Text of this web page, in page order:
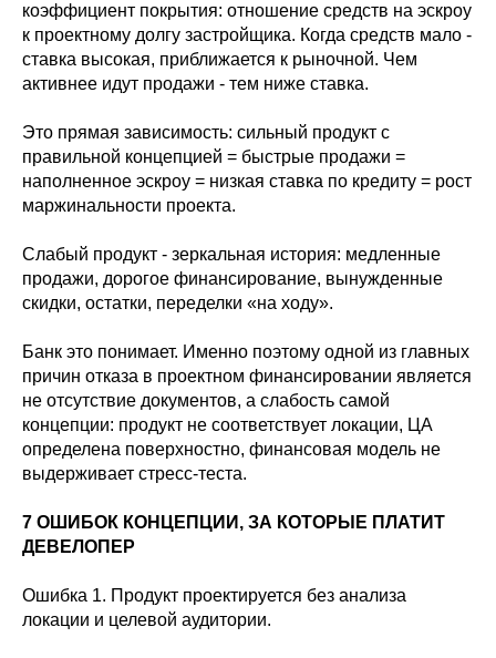
коэффициент покрытия: отношение средств на эскроу
к проектному долгу застройщика. Когда средств мало -
ставка высокая, приближается к рыночной. Чем
активнее идут продажи - тем ниже ставка.
Это прямая зависимость: сильный продукт с
правильной концепцией = быстрые продажи =
наполненное эскроу = низкая ставка по кредиту = рост
маржинальности проекта.
Слабый продукт - зеркальная история: медленные
продажи, дорогое финансирование, вынужденные
скидки, остатки, переделки «на ходу».
Банк это понимает. Именно поэтому одной из главных
причин отказа в проектном финансировании является
не отсутствие документов, а слабость самой
концепции: продукт не соответствует локации, ЦА
определена поверхностно, финансовая модель не
выдерживает стресс-теста.
7 ОШИБОК КОНЦЕПЦИИ, ЗА КОТОРЫЕ ПЛАТИТ
ДЕВЕЛОПЕР
Ошибка 1. Продукт проектируется без анализа
локации и целевой аудитории.